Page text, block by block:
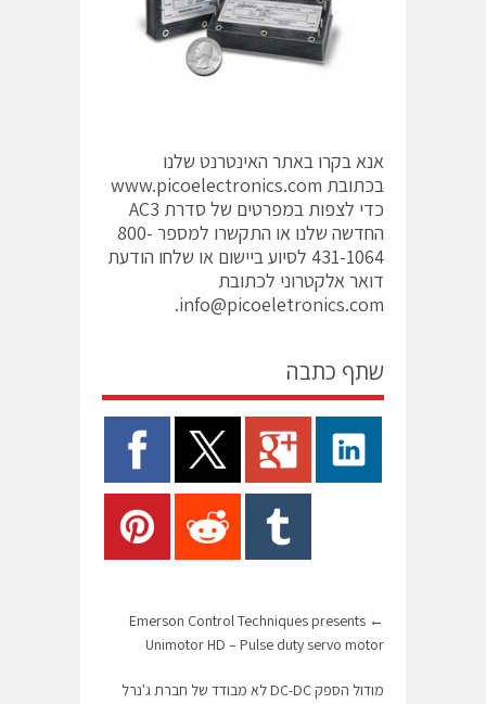
אנא בקרו באתר האינטרנט שלנו
בכתובת www.picoelectronics.com
כדי לצפות במפרטים של סדרת AC3
החדשה שלנו או התקשרו למספר 800-
431-1064 לסיוע ביישום או שלחו הודעת
דואר אלקטרוני לכתובת
info@picoeletronics.com.
שתף כתבה
←
Emerson Control Techniques presents
Unimotor HD – Pulse duty servo motor
מודול הספק DC-DC לא מבודד של חברת ג'נרל